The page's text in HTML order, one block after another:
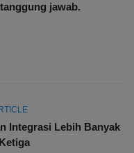
jawab.
Integrasi Lebih Banyak